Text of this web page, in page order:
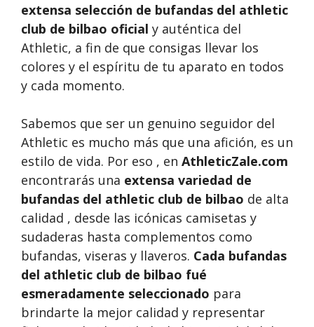
extensa selección de bufandas del athletic
club de bilbao oficial y auténtica del
Athletic, a fin de que consigas llevar los
colores y el espíritu de tu aparato en todos
y cada momento.
Sabemos que ser un genuino seguidor del
Athletic es mucho más que una afición, es un
estilo de vida. Por eso , en AthleticZale.com
encontrarás una extensa variedad de
bufandas del athletic club de bilbao de alta
calidad , desde las icónicas camisetas y
sudaderas hasta complementos como
bufandas, viseras y llaveros. Cada bufandas
del athletic club de bilbao fué
esmeradamente seleccionado para
brindarte la mejor calidad y representar